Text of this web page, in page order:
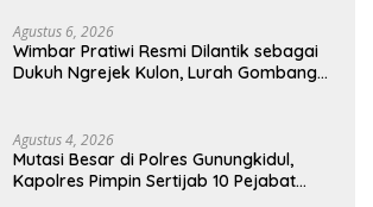
Agustus 6, 2026
Wimbar Pratiwi Resmi Dilantik sebagai
Dukuh Ngrejek Kulon, Lurah Gombang
Agustus 4, 2026
Mutasi Besar di Polres Gunungkidul,
Kapolres Pimpin Sertijab 10 Pejabat